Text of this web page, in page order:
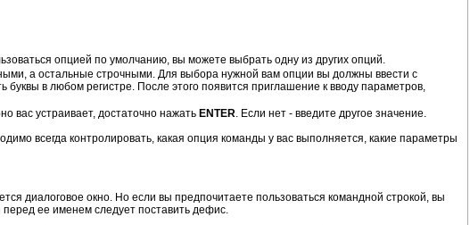
опцией по умолчанию, вы можете выбрать одну из других опций.
а остальные строчными. Для выбора нужной вам опции вы должны ввести с
буквы в любом регистре. После этого появится приглашение к вводу параметров,
вас устраивает, достаточно нажать ENTER . Если нет - введите другое значение.
всегда контролировать, какая опция команды у вас выполняется, какие параметры
диалоговое окно. Но если вы предпочитаете пользоваться командной строкой, вы
ее именем следует поставить дефис.